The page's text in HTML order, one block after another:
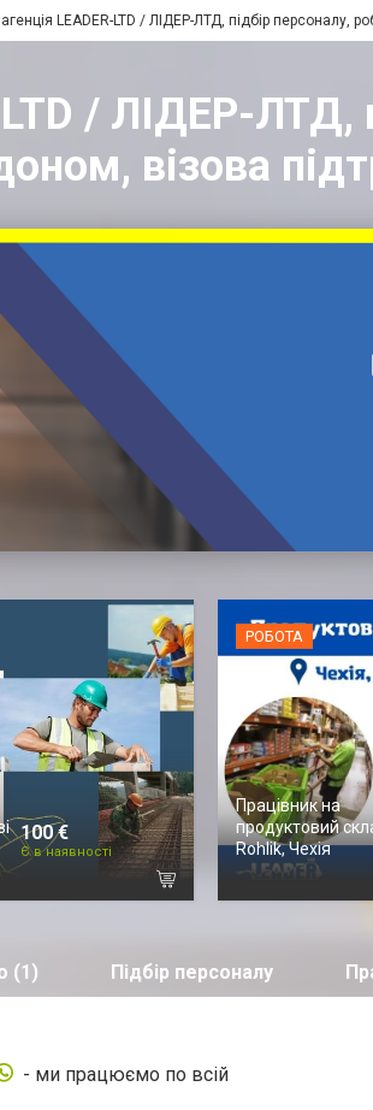
LEADER-LTD / ЛІДЕР-ЛТД, підбір персоналу,
/ ЛІДЕР-ЛТД,
візова
100 €
Є в наявності
РОБОТА
Працівник на
продуктовий
Rohlik, Чехія
(1) Підбір персоналу
- ми працюємо по всій